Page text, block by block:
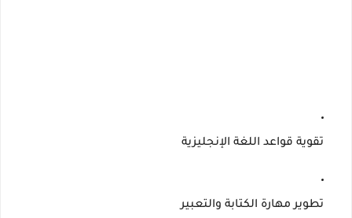
تقوية قواعد اللغة الإنجليزية
تطوير مهارة الكتابة والتعبير